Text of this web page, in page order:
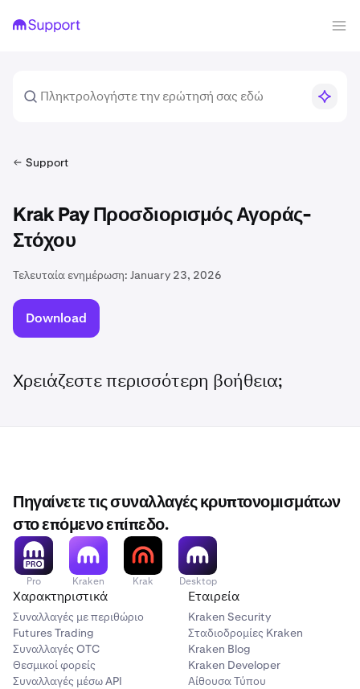
Support
Krak Pay Προσδιορισμός Αγοράς-
Στόχου
Τελευταία ενημέρωση: January 23, 2026
Download
Χρειάζεστε περισσότερη βοήθεια;
Πηγαίνετε τις συναλλαγές κρυπτονομισμάτων
στο επόμενο επίπεδο.
Pro Kraken Krak Desktop
Χαρακτηριστικά
Συναλλαγές με περιθώριο
Futures Trading
Συναλλαγές OTC
Θεσμικοί φορείς
Συναλλαγές μέσω API
Εταιρεία
Kraken Security
Σταδιοδρομίες Kraken
Kraken Blog
Kraken Developer
Αίθουσα Τύπου